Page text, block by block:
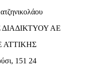
ΑΕ
151 24